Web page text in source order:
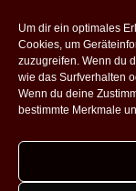
Um dir ein optimales
Cookies, um
zuzugreifen. Wenn du
wie das Surfverhalten
Wenn du deine
bestimmte Merkmale
Alle Rechte